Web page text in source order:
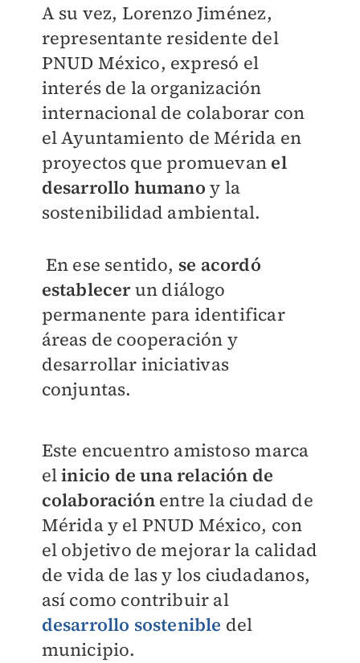
A su vez, Lorenzo Jiménez,
representante residente del
PNUD México, expresó el
interés de la organización
internacional de colaborar con
el Ayuntamiento de Mérida en
proyectos que promuevan el
desarrollo humanoy la
sostenibilidad ambiental.
En ese sentido, se acordó
establecerun diálogo
permanente para identificar
áreas de cooperación y
desarrollar iniciativas
conjuntas.
Este encuentro amistoso marca
elinicio de una relación de
colaboraciónentre la ciudad de
Mérida y el PNUD México, con
el objetivo de mejorar la calidad
de vida de las y los ciudadanos,
así como contribuir al
desarrollo sostenible del
municipio.